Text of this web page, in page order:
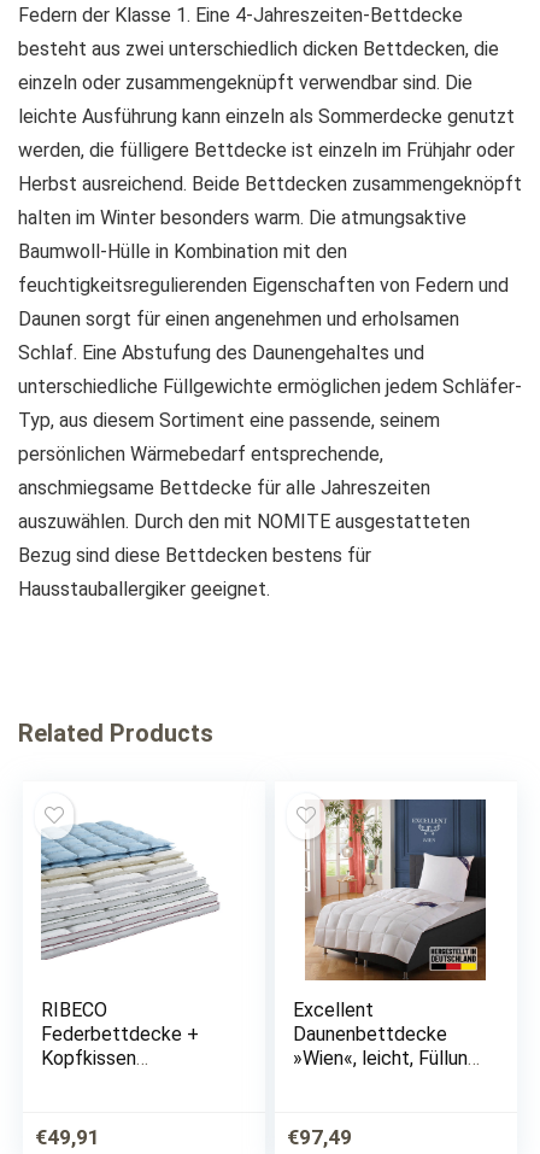
Federn der Klasse 1. Eine 4-Jahreszeiten-Bettdecke
besteht aus zwei unterschiedlich dicken Bettdecken, die
einzeln oder zusammengeknüpft verwendbar sind. Die
leichte Ausführung kann einzeln als Sommerdecke genutzt
werden, die fülligere Bettdecke ist einzeln im Frühjahr oder
Herbst ausreichend. Beide Bettdecken zusammengeknöpft
halten im Winter besonders warm. Die atmungsaktive
Baumwoll-Hülle in Kombination mit den
feuchtigkeitsregulierenden Eigenschaften von Federn und
Daunen sorgt für einen angenehmen und erholsamen
Schlaf. Eine Abstufung des Daunengehaltes und
unterschiedliche Füllgewichte ermöglichen jedem Schläfer-
Typ, aus diesem Sortiment eine passende, seinem
persönlichen Wärmebedarf entsprechende,
anschmiegsame Bettdecke für alle Jahreszeiten
auszuwählen. Durch den mit NOMITE ausgestatteten
Bezug sind diese Bettdecken bestens für
Hausstauballergiker geeignet.
Related Products
RIBECO
Federbettdecke +
Kopfkissen
LAGERRÄUMUNG!
€49,91
Excellent
Daunenbettdecke
»Wien«, leicht, Füllung
Baumwolle, (1 St.),
€97,49